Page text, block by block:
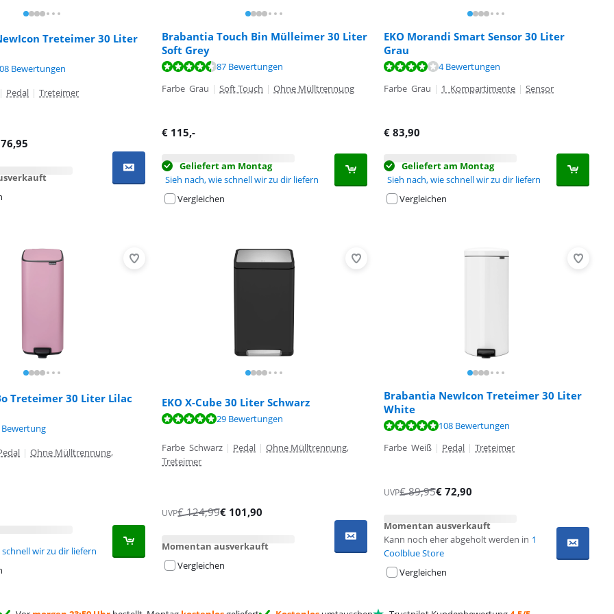
Treteimer 30 Liter
von 10, basierend auf 108 Bewertungen.
Bewertungen
| Pedal | Treteimer
76,95
Brabantia Touch Bin Mülleimer 30 Liter
Soft Grey
von 10, basierend auf 87 Bewertungen.
87 Bewertungen
Farbe Grau | Soft Touch | Ohne Mülltrennung
€ 115,-
Geliefert am Montag
Sieh nach, wie schnell wir zu dir liefern
Vergleichen
EKO Morandi Smart Sensor 30 Liter
Grau
von 10, basierend auf 4 Bewertungen.
4 Bewertungen
Farbe Grau | 1 Kompartimente | Sensor
€ 83,90
Geliefert am Montag
Sieh nach, wie schnell wir zu dir liefern
Vergleichen
Treteimer 30 Liter Lilac
von 10, basierend auf 1 Bewertung.
Bewertung
| Ohne Mülltrennung,
schnell wir zu dir liefern
EKO X-Cube 30 Liter Schwarz
von 10, basierend auf 29 Bewertungen. 29 Bewertungen
Farbe Schwarz | Pedal | Ohne Mülltrennung,
Treteimer
UVP€124,99€ 101,90
Momentan ausverkauft
Vergleichen
Brabantia NewIcon Treteimer 30 Liter
White
von 10, basierend auf 108 Bewertungen.
108 Bewertungen
Farbe Weiß | Pedal | Treteimer
UVP€89,95€ 72,90
Momentan ausverkauft
Kann noch eher abgeholt werden in 1
Coolblue Store
Vergleichen